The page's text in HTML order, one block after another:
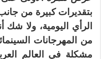
بتقديرات كبيرة من
الرأي اليومية، ولا شك
من المهرجانات
مشكلة في العالم